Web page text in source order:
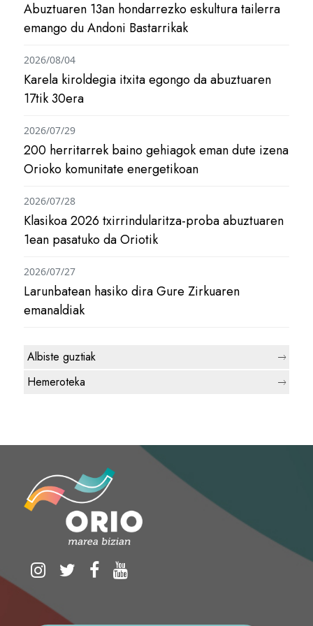
Abuztuaren 13an hondarrezko eskultura tailerra
emango du Andoni Bastarrikak
Karela kiroldegia itxita egongo da abuztuaren
17tik 30era
2026/08/04
200 herritarrek baino gehiagok eman dute izena
Orioko komunitate energetikoan
2026/07/29
Klasikoa 2026 txirrindularitza-proba abuztuaren
1ean pasatuko da Oriotik
2026/07/28
Larunbatean hasiko dira Gure Zirkuaren
emanaldiak
2026/07/27
Albiste guztiak
Hemeroteka